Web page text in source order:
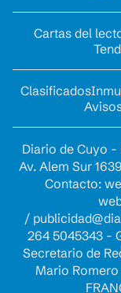
Cartas del
Clasificados
Diario de Cuyo -
Av. Alem Sur
Contacto:
/
264 5045343 -
Secretario de
Mario